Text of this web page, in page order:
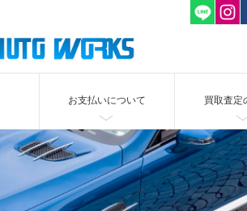
お支払いについて 買取査定